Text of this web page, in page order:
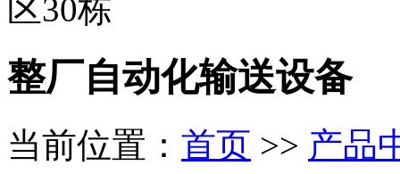
区30栋
整厂自动化输送设备
当前位置： 首页 >> 产品